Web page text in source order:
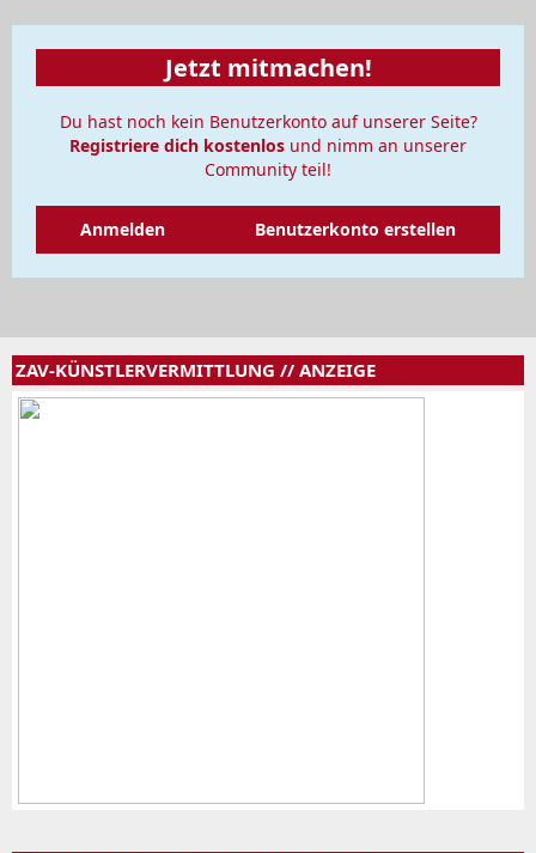
Jetzt mitmachen!
Du hast noch kein Benutzerkonto auf unserer Seite?
Registriere dich kostenlos und nimm an unserer
Community teil!
Benutzerkonto erstellen
Anmelden
ZAV-KÜNSTLERVERMITTLUNG // ANZEIGE